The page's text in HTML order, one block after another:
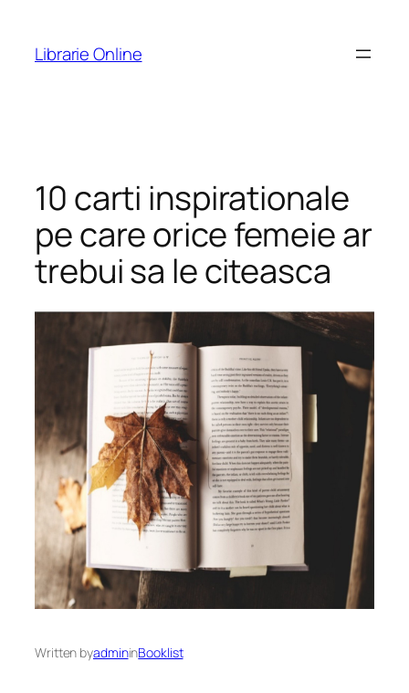
content
Librarie Online
10 carti inspirationale
pe care orice femeie ar
trebui sa le citeasca
Written byadmininBooklist